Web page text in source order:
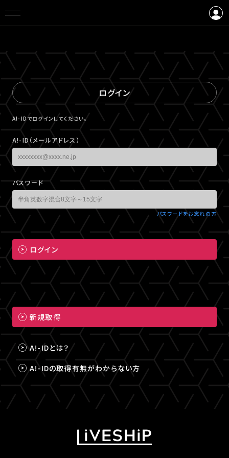
ログイン
A!-IDでログインしてください。
A!-ID（メールアドレス）
パスワード
パスワードをお忘れの方
ログイン
新規取得
A!-IDとは？
A!-IDの取得有無がわからない方